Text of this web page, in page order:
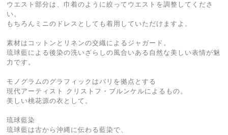
ウエスト部分は、巾着のように絞ってウエストを調整してくださ
い。
もちろんミニのドレスとしても着用していただけますよ。
素材はコットンとリネンの交織によるジャガード。
琉球藍による後染の洗いざらしの風合いある自然な美しい表情が魅
力です。
モノグラムのグラフィックはパリを拠点とする
現代アーティスト クリストフ・ブルンケルによるもの。
美しい桃花源の衣として。
琉球藍染
琉球藍は古から沖縄に伝わる藍染で、